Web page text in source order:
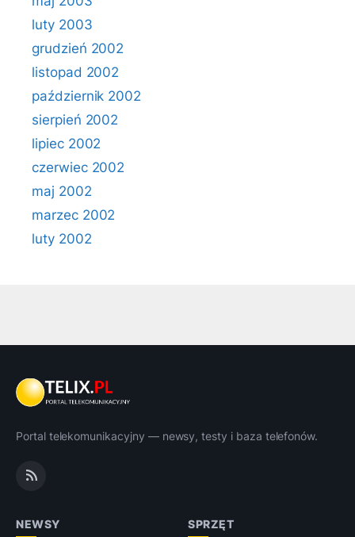
luty 2003
grudzień 2002
listopad 2002
październik 2002
sierpień 2002
lipiec 2002
czerwiec 2002
maj 2002
marzec 2002
luty 2002
Portal telekomunikacyjny — newsy, testy i baza telefonów.
NEWSY SPRZĘT